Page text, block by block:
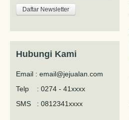
Hubungi Kami
Email : email@jejualan.com
Telp : 0274 - 41xxxx
SMS : 0812341xxxx